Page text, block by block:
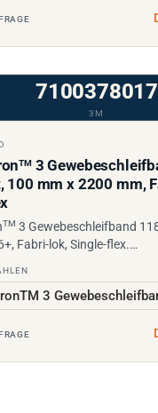
7100378017
3M
TM3
100 mm x 2200 mm,
TM 3 Gewebeschleifband
Fabri-lok, Single-flex.…